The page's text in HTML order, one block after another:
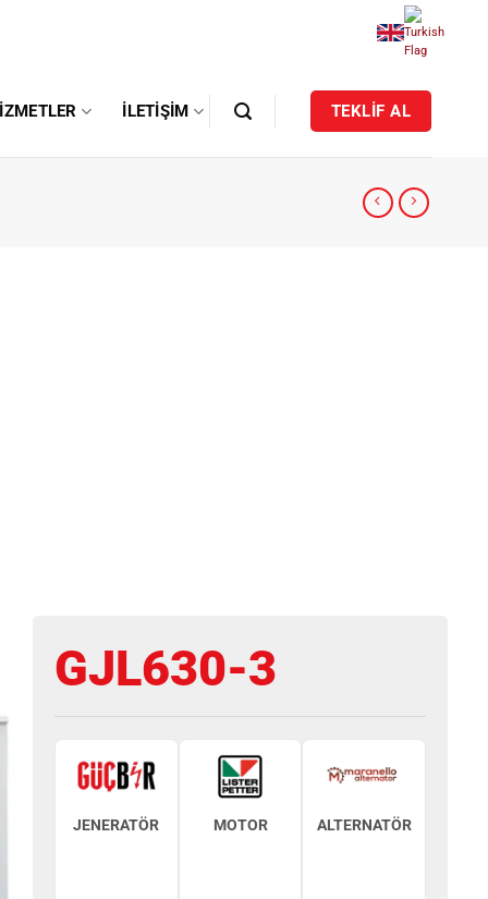
İLETIŞIM TEKLİF AL
GJL630-3
JENERATÖR MOTOR ALTERNATÖR